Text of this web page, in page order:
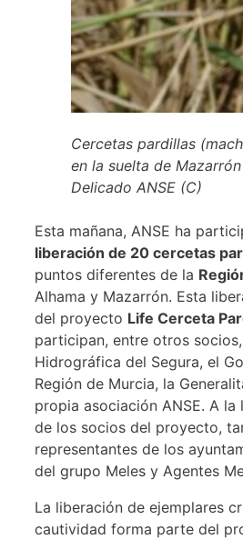
Cercetas pardillas
en la suelta de
Delicado ANSE (C)
Esta mañana, ANSE ha
liberación de 20 cercetas
puntos diferentes de la
Alhama y Mazarrón. Esta
del proyecto Life Cerceta
participan, entre otros
Hidrográfica del Segura, el
Región de Murcia, la
propia asociación ANSE. A la
de los socios del proyecto,
representantes de los
del grupo Meles y Agentes
La liberación de ejemplares
cautividad forma parte del